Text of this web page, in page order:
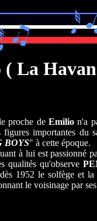
La
proche de Emilion'a
figures importantes du
BOYS" à cette époque.
à lui est passionné
qualités qu'observe
1952 le solfège et
le voisinage par